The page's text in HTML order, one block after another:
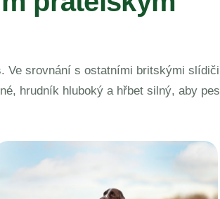
Ve srovnání s ostatními britskými slídiči
hrudník hluboký a hřbet silný, aby pes